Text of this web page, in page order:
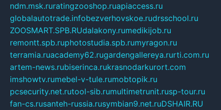
ndm.msk.ruratingzooshop.ruapiaccess.ru
globalautotrade.infobezverhovskoe.rudrsschool.ru
ZOOSMART.SPB.RUdalakony.rumedikijob.ru
remontt.spb.ruphotostudia.spb.rumyragon.ru
terramia.ruacademy62.rugardengallereya.rurti.com.ru
artem-news.rubiserinca.rukrasnodarkurort.com
imshowtv.rumebel-v-tule.rumobtopik.ru
pcsecurity.net.rutool-sib.rumultimetrunit.rusp-tour.ru
fan-cs.rusanteh-russia.rusymbian9.net.ruDSHAIR.RU